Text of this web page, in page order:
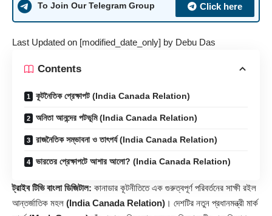
To Join Our Telegram Group Click here
Last Updated on [modified_date_only] by Debu Das
Contents
কূটনৈতিক প্রেক্ষাপট (India Canada Relation)
অনিতা আনন্দের পটভূমি (India Canada Relation)
রাজনৈতিক সম্ভাবনা ও তাৎপর্য (India Canada Relation)
ভারতের প্রেক্ষাপটে আশার আলো? (India Canada Relation)
ট্রাইব টিভি বাংলা ডিজিটাল: কানাডার কূটনীতিতে এক গুরুত্বপূর্ণ পরিবর্তনের সাক্ষী রইল
আন্তর্জাতিক মহল (India Canada Relation) । দেশটির নতুন প্রধানমন্ত্রী মার্ক